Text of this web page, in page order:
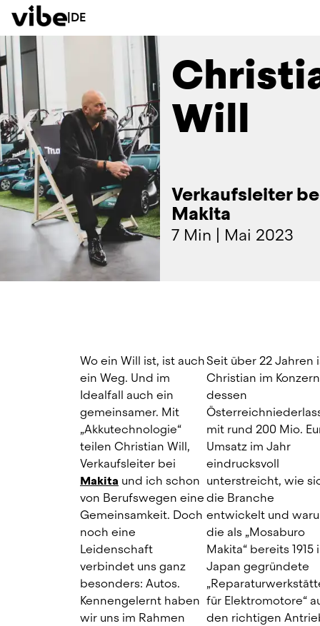
| DE
Will
Verkaufsleiter
Makita
7 Min | Mai 2023
Wo ein Will ist, ist auch
ein Weg. Und im
Idealfall auch ein
gemeinsamer. Mit
„Akkutechnologie“
teilen Christian Will,
Makita und ich schon
von Berufswegen eine
Gemeinsamkeit. Doch
noch eine
Leidenschaft
verbindet uns ganz
besonders: Autos.
Kennengelernt haben
wir uns im Rahmen
Seit über 22 Jahren
Christian im
dessen
mit rund 200 Mio.
Umsatz im Jahr
eindrucksvoll
unterstreicht, wie
die Branche
entwickelt und
die als „Mosaburo
Makita“ bereits 1915
Japan gegründete
für Elektromotore“
den richtigen